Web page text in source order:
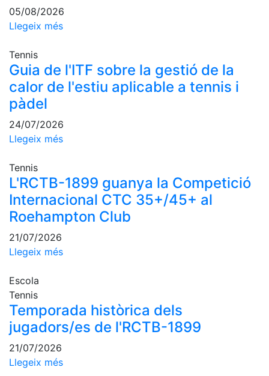
Jugadors
professionals
Campionat
Social de
Tennis
Quadres
Quadre
del
Campionat
Social
Fotos
Normativa
Escola de
Campionat
Social Pàdel
Quadres
de joc
05/08/2026
Llegeix més
Tennis
Guia de l'ITF sobre la gestió de la
calor de l'estiu aplicable a tennis i
pàdel
24/07/2026
Llegeix més
Tennis
L'RCTB-1899 guanya la Competició
Internacional CTC 35+/45+ al
Roehampton Club
21/07/2026
Llegeix més
Escola
Tennis
Temporada històrica dels
jugadors/es de l'RCTB-1899
21/07/2026
Llegeix més